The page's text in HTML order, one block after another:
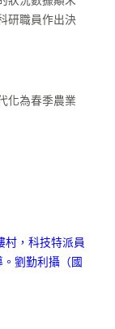
研職員作出決
化為春季農業
村，科技特派員
劉勤利攝（國